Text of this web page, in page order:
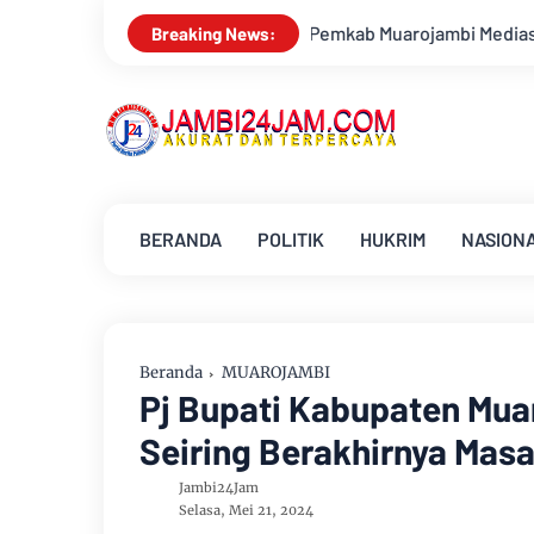
Breaking News:
Pemkab Muarojambi Mediasi Konflik PT Sinar Agro Tenera
BERANDA POLITIK HUKRIM
Beranda MUAROJAMBI
Pj Bupati Kabupaten
Seiring Berakhirnya
Jambi24Jam
Selasa, Mei 21, 2024